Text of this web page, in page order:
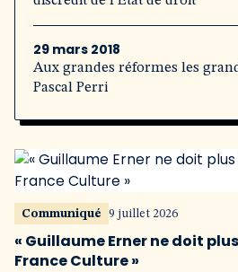
29 mars 2018
Aux grandes réformes les
Pascal Perri
Communiqué 9 juillet 2026
« Guillaume Erner ne doit
France Culture »